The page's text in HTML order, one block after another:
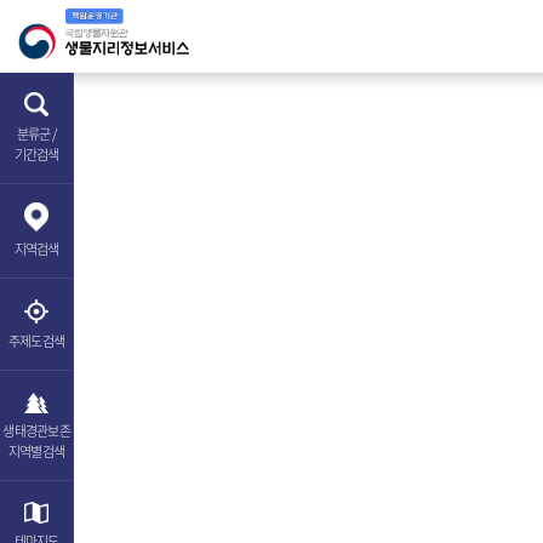
분류군 /
기간검색
지역검색
주제도검색
생태경관보존
지역별검색